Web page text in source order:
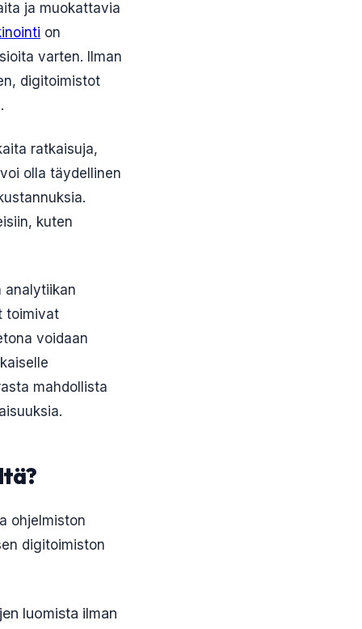
ja muokattavia
on
varten. Ilman
digitoimistot
ratkaisuja,
olla täydellinen
kuten
analytiikan
toimivat
voidaan
mahdollista
ohjelmiston
digitoimiston
luomista ilman